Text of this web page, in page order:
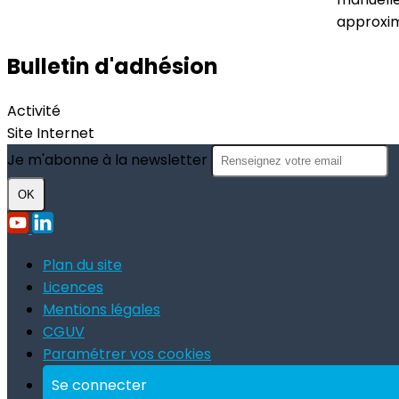
Bulletin d'adhésion
Activité
Site Internet
Je m'abonne à la newsletter
OK
Plan du site
Licences
Mentions légales
CGUV
Paramétrer vos cookies
Se connecter